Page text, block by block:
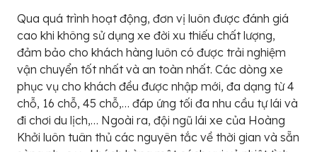
Qua quá trình hoạt động, đơn vị luôn được đánh giá
cao khi không sử dụng xe đời xu thiếu chất lượng,
đảm bảo cho khách hàng luôn có được trải nghiệm
vận chuyển tốt nhất và an toàn nhất. Các dòng xe
phục vụ cho khách đều được nhập mới, đa dạng từ 4
chỗ, 16 chỗ, 45 chỗ,… đáp ứng tối đa nhu cầu tự lái và
đi chơi du lịch,… Ngoài ra, đội ngũ lái xe của Hoàng
Khởi luôn tuân thủ các nguyên tắc về thời gian và sẵn